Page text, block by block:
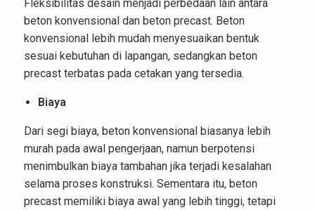
Fleksibilitas desain menjadi perbedaan lain antara
beton konvensional dan beton precast. Beton
konvensional lebih mudah menyesuaikan bentuk
sesuai kebutuhan di lapangan, sedangkan beton
precast terbatas pada cetakan yang tersedia.
Biaya
Dari segi biaya, beton konvensional biasanya lebih
murah pada awal pengerjaan, namun berpotensi
menimbulkan biaya tambahan jika terjadi kesalahan
selama proses konstruksi. Sementara itu, beton
precast memiliki biaya awal yang lebih tinggi, tetapi